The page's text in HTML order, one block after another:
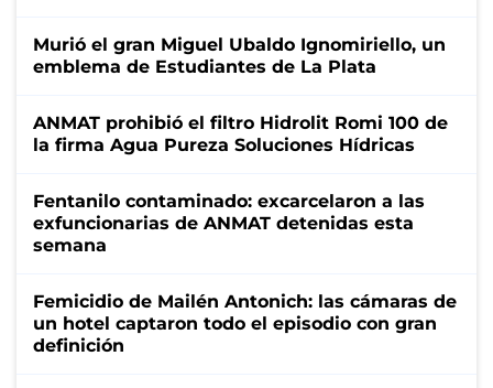
Murió el gran Miguel Ubaldo Ignomiriello, un
emblema de Estudiantes de La Plata
ANMAT prohibió el filtro Hidrolit Romi 100 de
la firma Agua Pureza Soluciones Hídricas
Fentanilo contaminado: excarcelaron a las
exfuncionarias de ANMAT detenidas esta
semana
Femicidio de Mailén Antonich: las cámaras de
un hotel captaron todo el episodio con gran
definición